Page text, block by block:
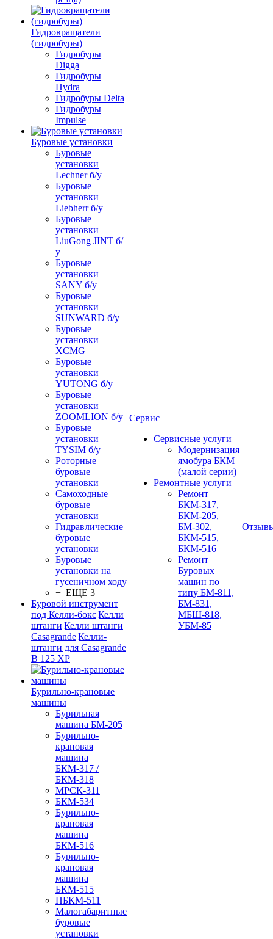
Гидровращатели
(гидробуры)
Гидробуры
Digga
Гидробуры
Hydra
Гидробуры Delta
Гидробуры
Impulse
Буровые установки
Буровые
установки
Lechner б/у
Буровые
установки
Liebherr б/у
Буровые
установки
LiuGong JINT б/
у
Буровые
установки
SANY б/у
Буровые
установки
SUNWARD б/у
Буровые
установки
XCMG
Буровые
установки
YUTONG б/у
Буровые
установки
ZOOMLION б/у
Буровые
установки
TYSIM б/у
Роторные
буровые
установки
Самоходные
буровые
установки
Гидравлические
буровые
установки
Буровые
установки на
гусеничном ходу
+ ЕЩЕ 3
Буровой инструмент
под Келли-бокс|Келли
штанги|Келли штанги
Casagrande|Келли-
штанги для Casagrande
B 125 XP
Бурильно-крановые
машины
Бурильная
машина БМ-205
Бурильно-
крановая
машина
БКМ-317 /
БКМ-318
МРСК-311
БКМ-534
Бурильно-
крановая
машина
БКМ-516
Бурильно-
крановая
машина
БКМ-515
ПБКМ-511
Малогабаритные
буровые
установки
Сервис
Сервисные услуги
Модернизация
ямобура БКМ
(малой серии)
Ремонтные услуги
Ремонт
БКМ-317,
БКМ-205,
БМ-302,
БКМ-515,
БКМ-516
Ремонт
Буровых
машин по
типу БМ-811,
БМ-831,
МБШ-818,
УБМ-85